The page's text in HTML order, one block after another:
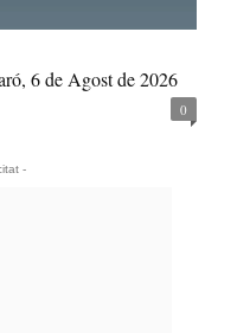
6 de Agost de 2026
0
-